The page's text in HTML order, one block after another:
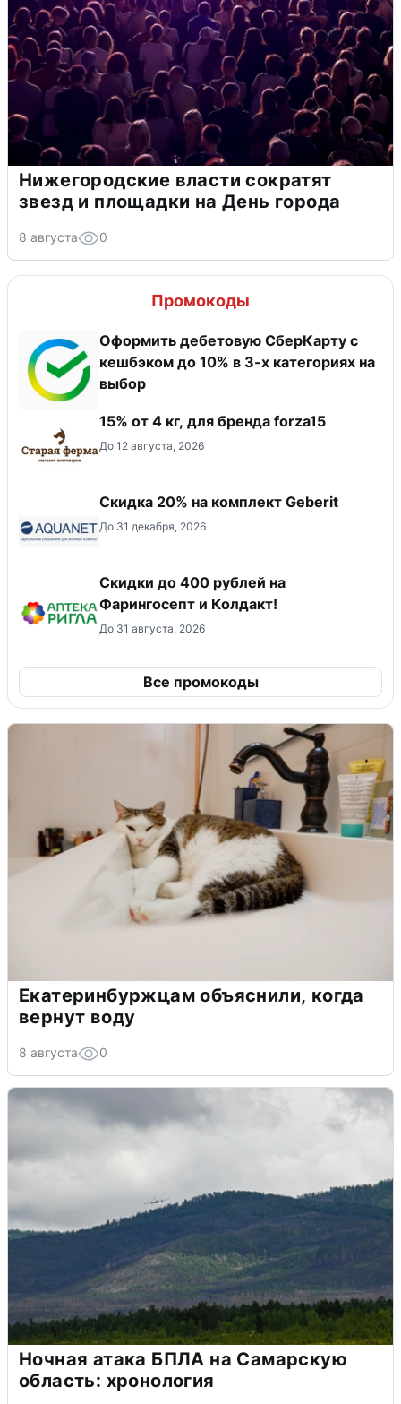
Нижегородские власти сократят
звезд и площадки на День города
8 августа 0
Промокоды
Оформить дебетовую СберКарту с
кешбэком до 10% в 3-х категориях на
выбор
15% от 4 кг, для бренда forza15
До 12 августа, 2026
Скидка 20% на комплект Geberit
До 31 декабря, 2026
Скидки до 400 рублей на
Фарингосепт и Колдакт!
До 31 августа, 2026
Все промокоды
Екатеринбуржцам объяснили, когда
вернут воду
8 августа 0
Ночная атака БПЛА на Самарскую
область: хронология